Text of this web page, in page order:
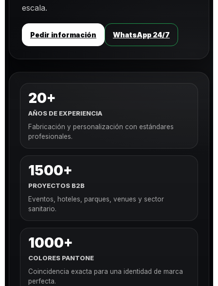
escala.
Pedir información WhatsApp 24/7
20+
AÑOS DE EXPERIENCIA
Fabricación y personalización con estándares
profesionales.
1500+
PROYECTOS B2B
Eventos, hoteles, parques, venues y sector
sanitario.
1000+
COLORES PANTONE
Coincidencia exacta para una identidad de marca
perfecta.